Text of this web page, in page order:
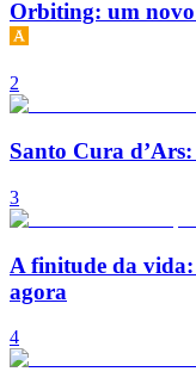
Orbiting: um novo
2
Santo Cura d’Ars:
3
A finitude da vida:
agora
4